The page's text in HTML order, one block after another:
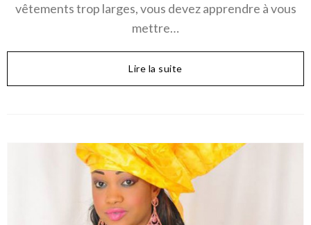
vêtements trop larges, vous devez apprendre à vous
mettre…
Lire la suite